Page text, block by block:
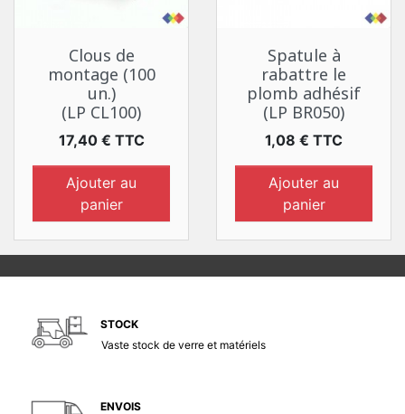
Clous de
montage (100
un.)
(LP CL100)
Prix
17,40 € TTC
Ajouter au
panier
Spatule à
rabattre le
plomb adhésif
(LP BR050)
Prix
1,08 € TTC
Ajouter au
panier
STOCK
Vaste stock de verre et matériels
ENVOIS